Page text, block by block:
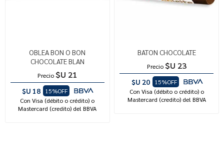
OBLEA BON O BON
CHOCOLATE BLAN
Precio $U 21
$U 18
15%OFF
Con Visa (débito o crédito) o
Mastercard (credito) del BBVA
BATON CHOCOLATE
Precio $U 23
$U 20
15%OFF
Con Visa (débito o crédito) o
Mastercard (credito) del BBVA